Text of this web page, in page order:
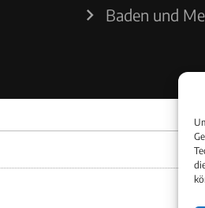
Baden und